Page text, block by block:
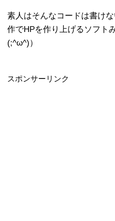
素人はそんなコードは書け
作でHPを作り上げるソフト
(;^ω^)）
スポンサーリンク